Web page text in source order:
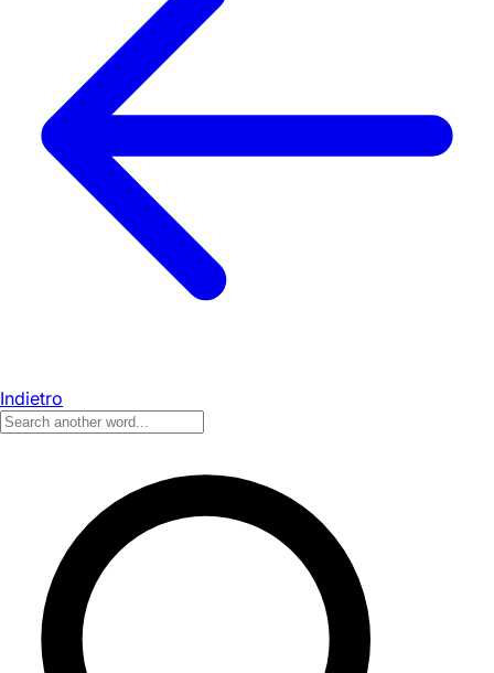
Indietro